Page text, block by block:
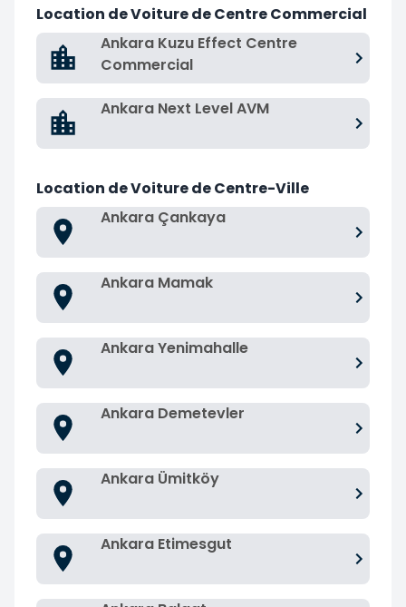
Location de Voiture de Centre Commercial
Ankara Kuzu Effect Centre
Commercial
Ankara Next Level AVM
Location de Voiture de Centre-Ville
Ankara Çankaya
Ankara Mamak
Ankara Yenimahalle
Ankara Demetevler
Ankara Ümitköy
Ankara Etimesgut